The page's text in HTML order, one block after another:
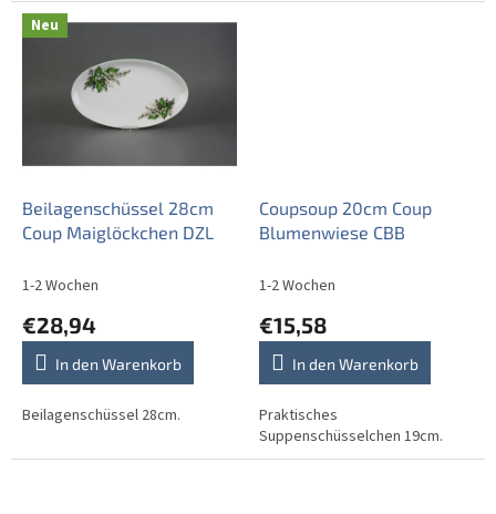
Neu
Beilagenschüssel 28cm
Coup Maiglöckchen DZL
1-2 Wochen
€28,94
In den Warenkorb
Beilagenschüssel 28cm.
Coupsoup 20cm Coup
Blumenwiese CBB
1-2 Wochen
€15,58
In den Warenkorb
Praktisches
Suppenschüsselchen 19cm.